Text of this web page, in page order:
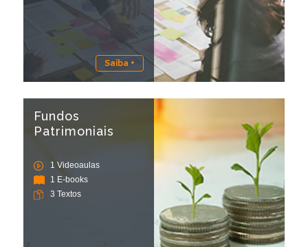
Saiba +
Fundos
Patrimoniais
1 Videoaulas
1 E-books
3 Textos